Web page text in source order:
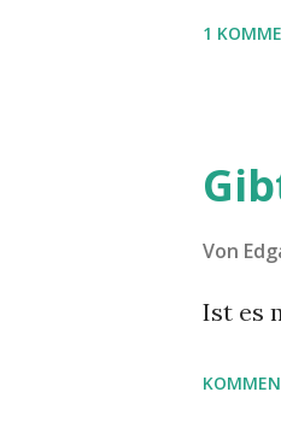
1
Von
Ist es